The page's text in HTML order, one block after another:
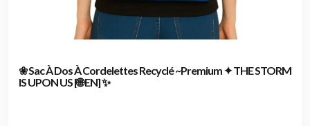
❀ Sac À Dos À Cordelettes Recyclé ~Premium ✦ THE STORM
IS UPON US [🌐 EN] ✨